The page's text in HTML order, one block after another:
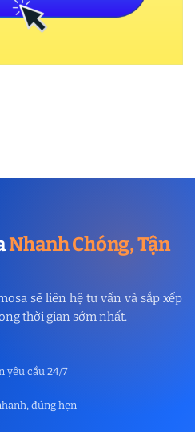
Nhanh Chóng, Tận
sẽ liên hệ tư vấn và sắp xếp
thời gian sớm nhất.
yêu cầu 24/7
đúng hẹn